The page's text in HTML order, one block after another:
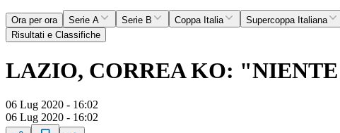
Ora per ora Serie A Serie B Coppa Italia Supercoppa Italiana
Risultati e Classifiche
LAZIO, CORREA KO:
06 Lug 2020 - 16:02
06 Lug 2020 - 16:02